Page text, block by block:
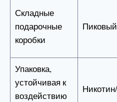
Складные
подарочные
коробки
Упаковка,
устойчивая к
воздействию